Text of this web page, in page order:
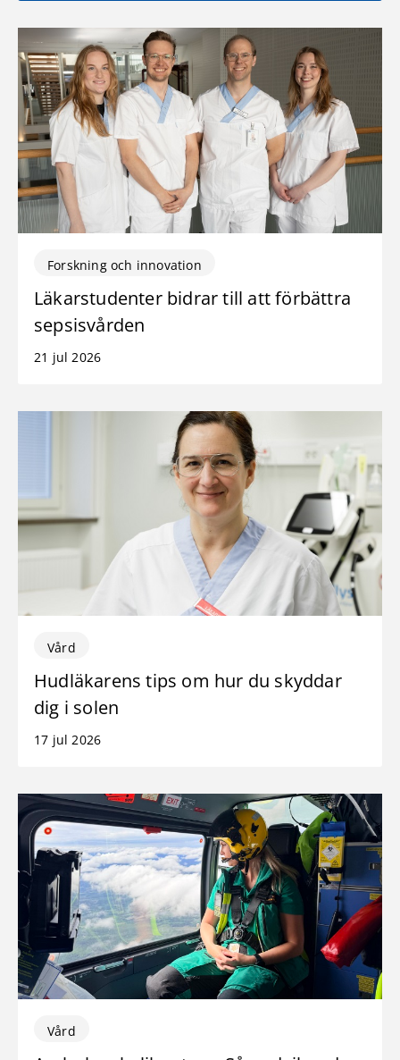
Forskning och innovation
Läkarstudenter bidrar till att förbättra
sepsisvården
21 jul 2026
Vård
Hudläkarens tips om hur du skyddar
dig i solen
17 jul 2026
Vård